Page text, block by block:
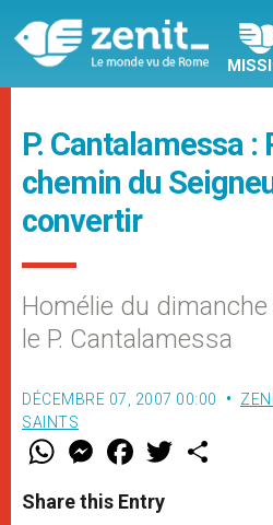
P. Cantalamessa :
chemin du
convertir
Homélie du
le P. Cantalamessa
DÉCEMBRE 07, 2007 00:00
SAINTS
W
t
s
M
e
s
e
F
a
e
b
w
Share this Entry